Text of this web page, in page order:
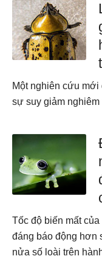
Một nghiên cứu
sự suy giảm
Tốc độ biến mất
đáng báo động hơn
nửa số loài trên